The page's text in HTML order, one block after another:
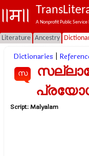
A Nonprofit Public
Literature Ancestry
Dictionaries
സ
Script:Malyalam